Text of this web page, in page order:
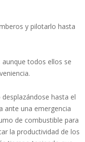
y pilotarlo hasta
todos ellos se
hasta el
ante una emergencia
de combustible para
la productividad de los